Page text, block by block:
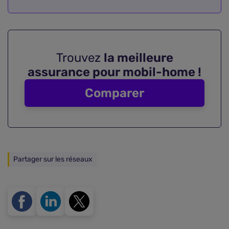
Trouvez la meilleure
assurance pour mobil-home !
Comparer
Partager sur les réseaux